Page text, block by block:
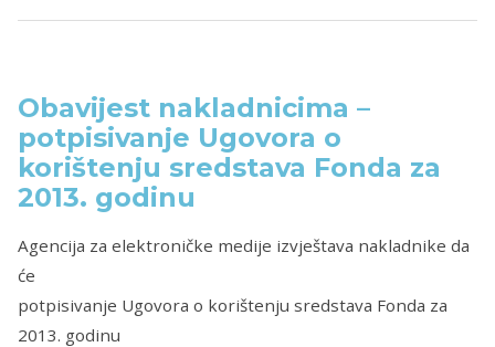
Obavijest nakladnicima –
potpisivanje Ugovora o
korištenju sredstava Fonda za
2013. godinu
Agencija za elektroničke medije izvještava nakladnike da
će
potpisivanje Ugovora o korištenju sredstava Fonda za
2013. godinu